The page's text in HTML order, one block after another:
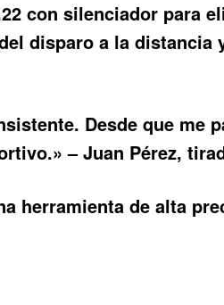
con silenciador para
disparo a la distancia
Desde que me
– Juan Pérez,
herramienta de alta